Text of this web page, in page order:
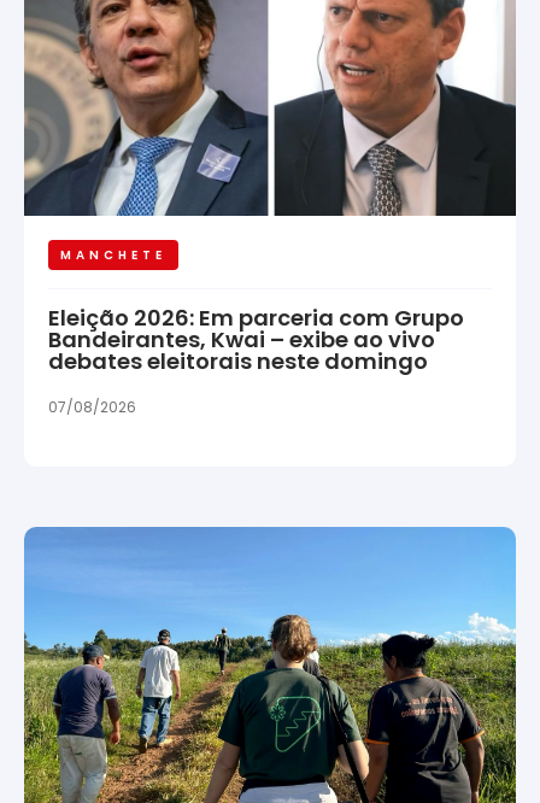
MANCHETE
Eleição 2026: Em parceria com Grupo
Bandeirantes, Kwai – exibe ao vivo
debates eleitorais neste domingo
07/08/2026